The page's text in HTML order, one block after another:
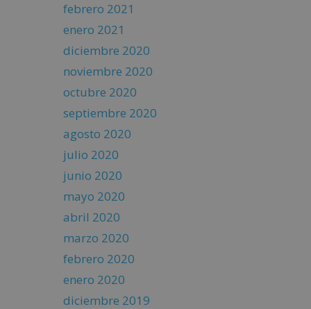
febrero 2021
enero 2021
diciembre 2020
noviembre 2020
octubre 2020
septiembre 2020
agosto 2020
julio 2020
junio 2020
mayo 2020
abril 2020
marzo 2020
febrero 2020
enero 2020
diciembre 2019